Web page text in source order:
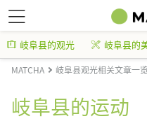
岐阜县的观光 岐阜县的
MATCHA 岐阜县观光相关文章一览
岐阜县的运动